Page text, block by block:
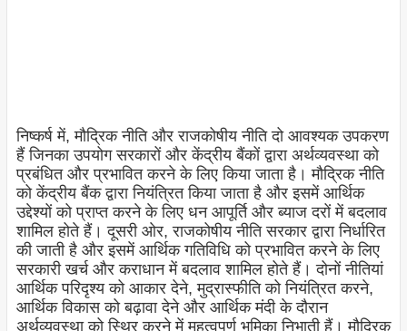
निष्कर्ष में, मौद्रिक नीति और राजकोषीय नीति दो आवश्यक उपकरण
हैं जिनका उपयोग सरकारों और केंद्रीय बैंकों द्वारा अर्थव्यवस्था को
प्रबंधित और प्रभावित करने के लिए किया जाता है। मौद्रिक नीति
को केंद्रीय बैंक द्वारा नियंत्रित किया जाता है और इसमें आर्थिक
उद्देश्यों को प्राप्त करने के लिए धन आपूर्ति और ब्याज दरों में बदलाव
शामिल होते हैं। दूसरी ओर, राजकोषीय नीति सरकार द्वारा निर्धारित
की जाती है और इसमें आर्थिक गतिविधि को प्रभावित करने के लिए
सरकारी खर्च और कराधान में बदलाव शामिल होते हैं। दोनों नीतियां
आर्थिक परिदृश्य को आकार देने, मुद्रास्फीति को नियंत्रित करने,
आर्थिक विकास को बढ़ावा देने और आर्थिक मंदी के दौरान
अर्थव्यवस्था को स्थिर करने में महत्वपूर्ण भूमिका निभाती हैं। मौद्रिक